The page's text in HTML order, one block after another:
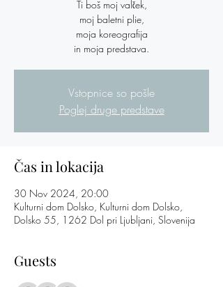
Ti boš moj valček,
moj baletni plie,
moja koreografija
in moja predstava.
Vstopnice so pošle
Poglej druge predstave
Čas in lokacija
30 Nov 2024, 20:00
Kulturni dom Dolsko, Kulturni dom Dolsko,
Dolsko 55, 1262 Dol pri Ljubljani, Slovenija
Guests